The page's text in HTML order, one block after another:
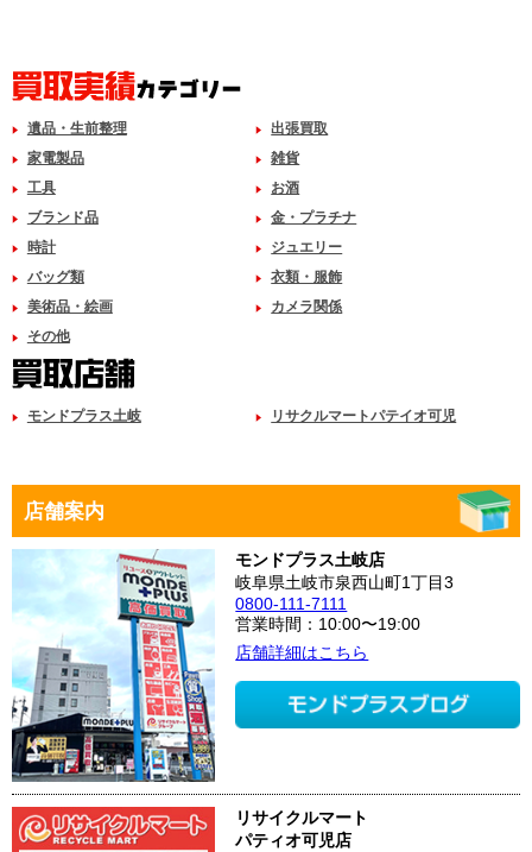
遺品・生前整理
出張買取
家電製品
雑貨
工具
お酒
ブランド品
金・プラチナ
時計
ジュエリー
バッグ類
衣類・服飾
美術品・絵画
カメラ関係
その他
モンドプラス土岐 リサクルマートパテイオ可児
店舗案内
モンドプラス土岐店
岐阜県土岐市泉西山町1丁目3
0800-111-7111
営業時間：10:00〜19:00
店舗詳細はこちら
リサイクルマート
パティオ可児店